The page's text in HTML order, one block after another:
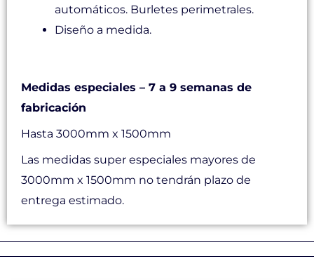
automáticos. Burletes perimetrales.
Diseño a medida.
Medidas especiales – 7 a 9 semanas de
fabricación
Hasta 3000mm x 1500mm
Las medidas super especiales mayores de
3000mm x 1500mm no tendrán plazo de
entrega estimado.